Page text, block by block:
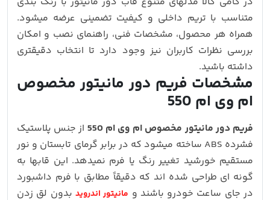
متناسب با تریم داخلی و کیفیت تضمینی عرضه میشود.
همراه هر محصول، مشخصات فنی، راهنمای نصب و امکان
بررسی نظرات کاربران نیز وجود دارد تا انتخاب دقیقتری
داشته باشید.
مشخصات فریم دور مانیتور مخصوص
ام وی ام 550
فریم دور مانیتور مخصوص ام وی ام 550
از جنس پلاستیک
فشرده ABS ساخته میشود که در برابر گرمای تابستان و نور
مستقیم خورشید تغییر رنگ یا فرم نمیدهد. این قابها به‌
گونه‌ ای طراحی شده‌ اند که دقیقاً مطابق با فرم داشبورد
در جای ساعت خودرو باشند و مانیتور اندروید بدون لق‌ زدن